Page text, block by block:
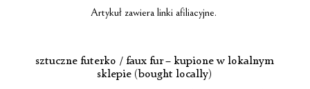
Artykuł zawiera linki afiliacyjne.
sztuczne futerko / faux fur – kupione w lokalnym
sklepie (bought locally)